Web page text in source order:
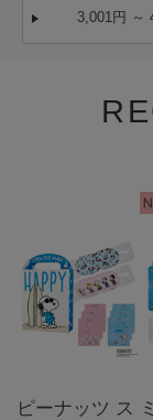
3,001円 ～
ピーナッツ ス